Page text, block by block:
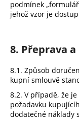
podmínek
jehož vzor je
8. Přeprava
8.1. Způsob
kupní smlouvě
8.2. V případě, že
požadavku
dodatečné náklady